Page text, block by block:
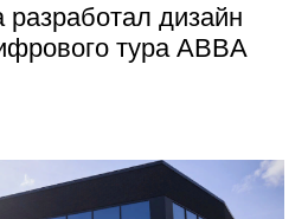
дизайн
тура ABBA